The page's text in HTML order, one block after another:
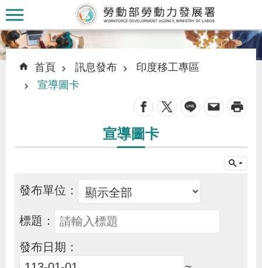
跳到主要內容區塊
訊
發
:::
::: 首頁 訊息發布
印度移工專區
宣導圖卡
宣導圖卡
發布單位：
標題：
發布日期：